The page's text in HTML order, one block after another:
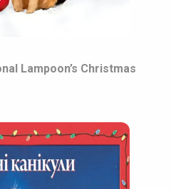
Lampoon’s Christmas